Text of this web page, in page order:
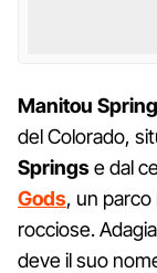
Manitou
del Colorado,
Springse dal
Gods, un
rocciose.
deve il suo